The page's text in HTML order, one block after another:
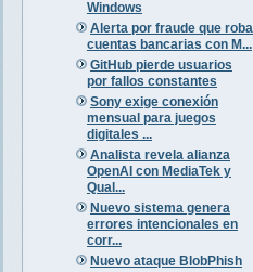
Windows
Alerta por fraude que roba
cuentas bancarias con M...
GitHub pierde usuarios
por fallos constantes
Sony exige conexión
mensual para juegos
digitales ...
Analista revela alianza
OpenAI con MediaTek y
Qual...
Nuevo sistema genera
errores intencionales en
corr...
Nuevo ataque BlobPhish